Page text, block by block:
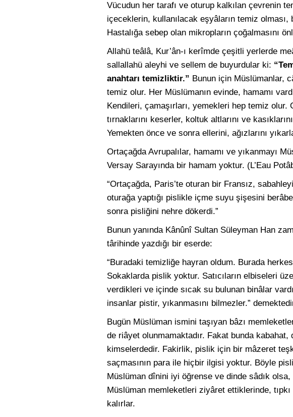
Vücudun her tarafı ve oturup kalkılan çevrenin
içeceklerin, kullanılacak eşyâların temiz
Hastalığa sebep olan mikropların çoğalmasını
Allahü teâlâ, Kur’ân-ı kerîmde çeşitli yerlerde
sallallahü aleyhi ve sellem de buyurdular ki:
anahtarı temizliktir.” Bunun için Müslümanlar,
temiz olur. Her Müslümanın evinde, hamamı
Kendileri, çamaşırları, yemekleri hep temiz
tırnaklarını keserler, koltuk altlarını ve
Yemekten önce ve sonra ellerini, ağızlarını
Ortaçağda Avrupalılar, hamamı ve yıkanmayı
Versay Sarayında bir hamam yoktur. (L’Eau
“Ortaçağda, Paris’te oturan bir Fransız,
oturağa yaptığı pislikle içme suyu şişesini
sonra pisliğini nehre dökerdi.”
Bunun yanında Kânûnî Sultan Süleyman Han
târihinde yazdığı bir eserde:
“Buradaki temizliğe hayran oldum. Burada
Sokaklarda pislik yoktur. Satıcıların elbiseleri
verdikleri ve içinde sıcak su bulunan binâlar
insanlar pistir, yıkanmasını bilmezler.”
Bugün Müslüman ismini taşıyan bâzı
de riâyet olunmamaktadır. Fakat bunda
kimselerdedir. Fakirlik, pislik için bir mâzeret
saçmasının para ile hiçbir ilgisi yoktur. Böyle
Müslüman dînini iyi öğrense ve dinde sâdık
Müslüman memleketleri ziyâret ettiklerinde,
kalırlar.